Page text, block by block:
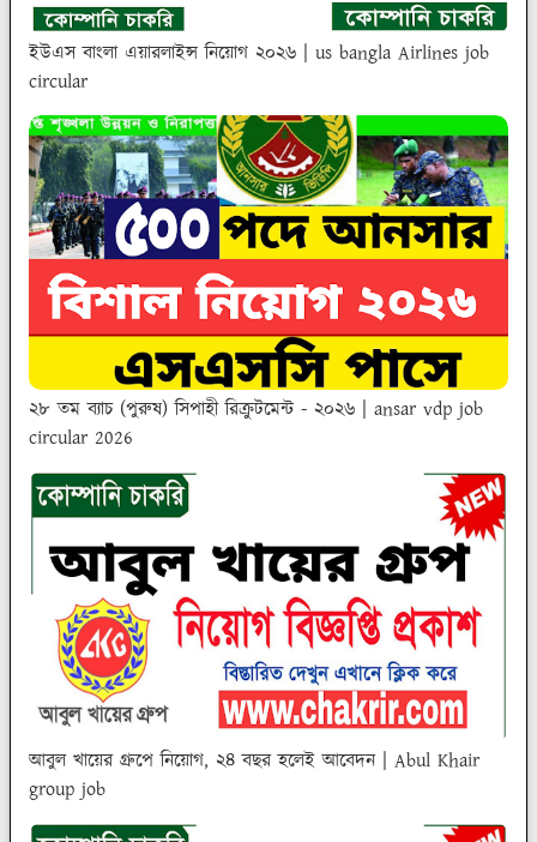
ইউএস বাংলা এয়ারলাইন্স নিয়োগ ২০২৬ | us bangla Airlines job
circular
২৮ তম ব্যাচ (পুরুষ) সিপাহী রিক্রুটমেন্ট - ২০২৬ | ansar vdp job
circular 2026
আবুল খায়ের গ্রুপে নিয়োগ, ২৪ বছর হলেই আবেদন | Abul Khair
group job